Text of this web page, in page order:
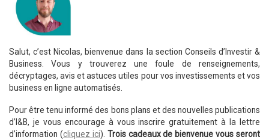
Salut, c’est Nicolas, bienvenue dans la section Conseils d’Investir &
Business. Vous y trouverez une foule de renseignements,
décryptages, avis et astuces utiles pour vos investissements et vos
business en ligne automatisés.
Pour être tenu informé des bons plans et des nouvelles publications
d’I&B, je vous encourage à vous inscrire gratuitement à la lettre
d’information (cliquez ici). Trois cadeaux de bienvenue vous seront